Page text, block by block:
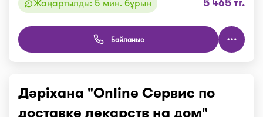
Жаңартылды: 5 мин. бұрын
Байланыс
Дәріхана "Online Сервис по
доставке лекарств на дом"